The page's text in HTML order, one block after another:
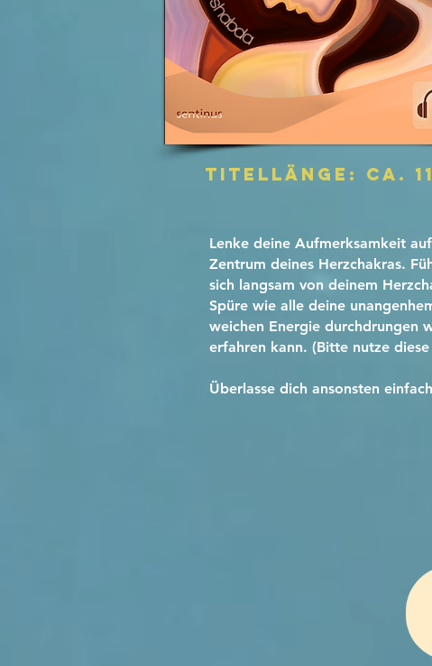
Titellänge: ca. 11
Lenke deine Aufmerksamkeit
Zentrum deines Herzchakras.
sich langsam von deinem
Spüre wie alle deine
weichen Energie durchdrungen
erfahren kann. (Bitte nutze
Überlasse dich ansonsten